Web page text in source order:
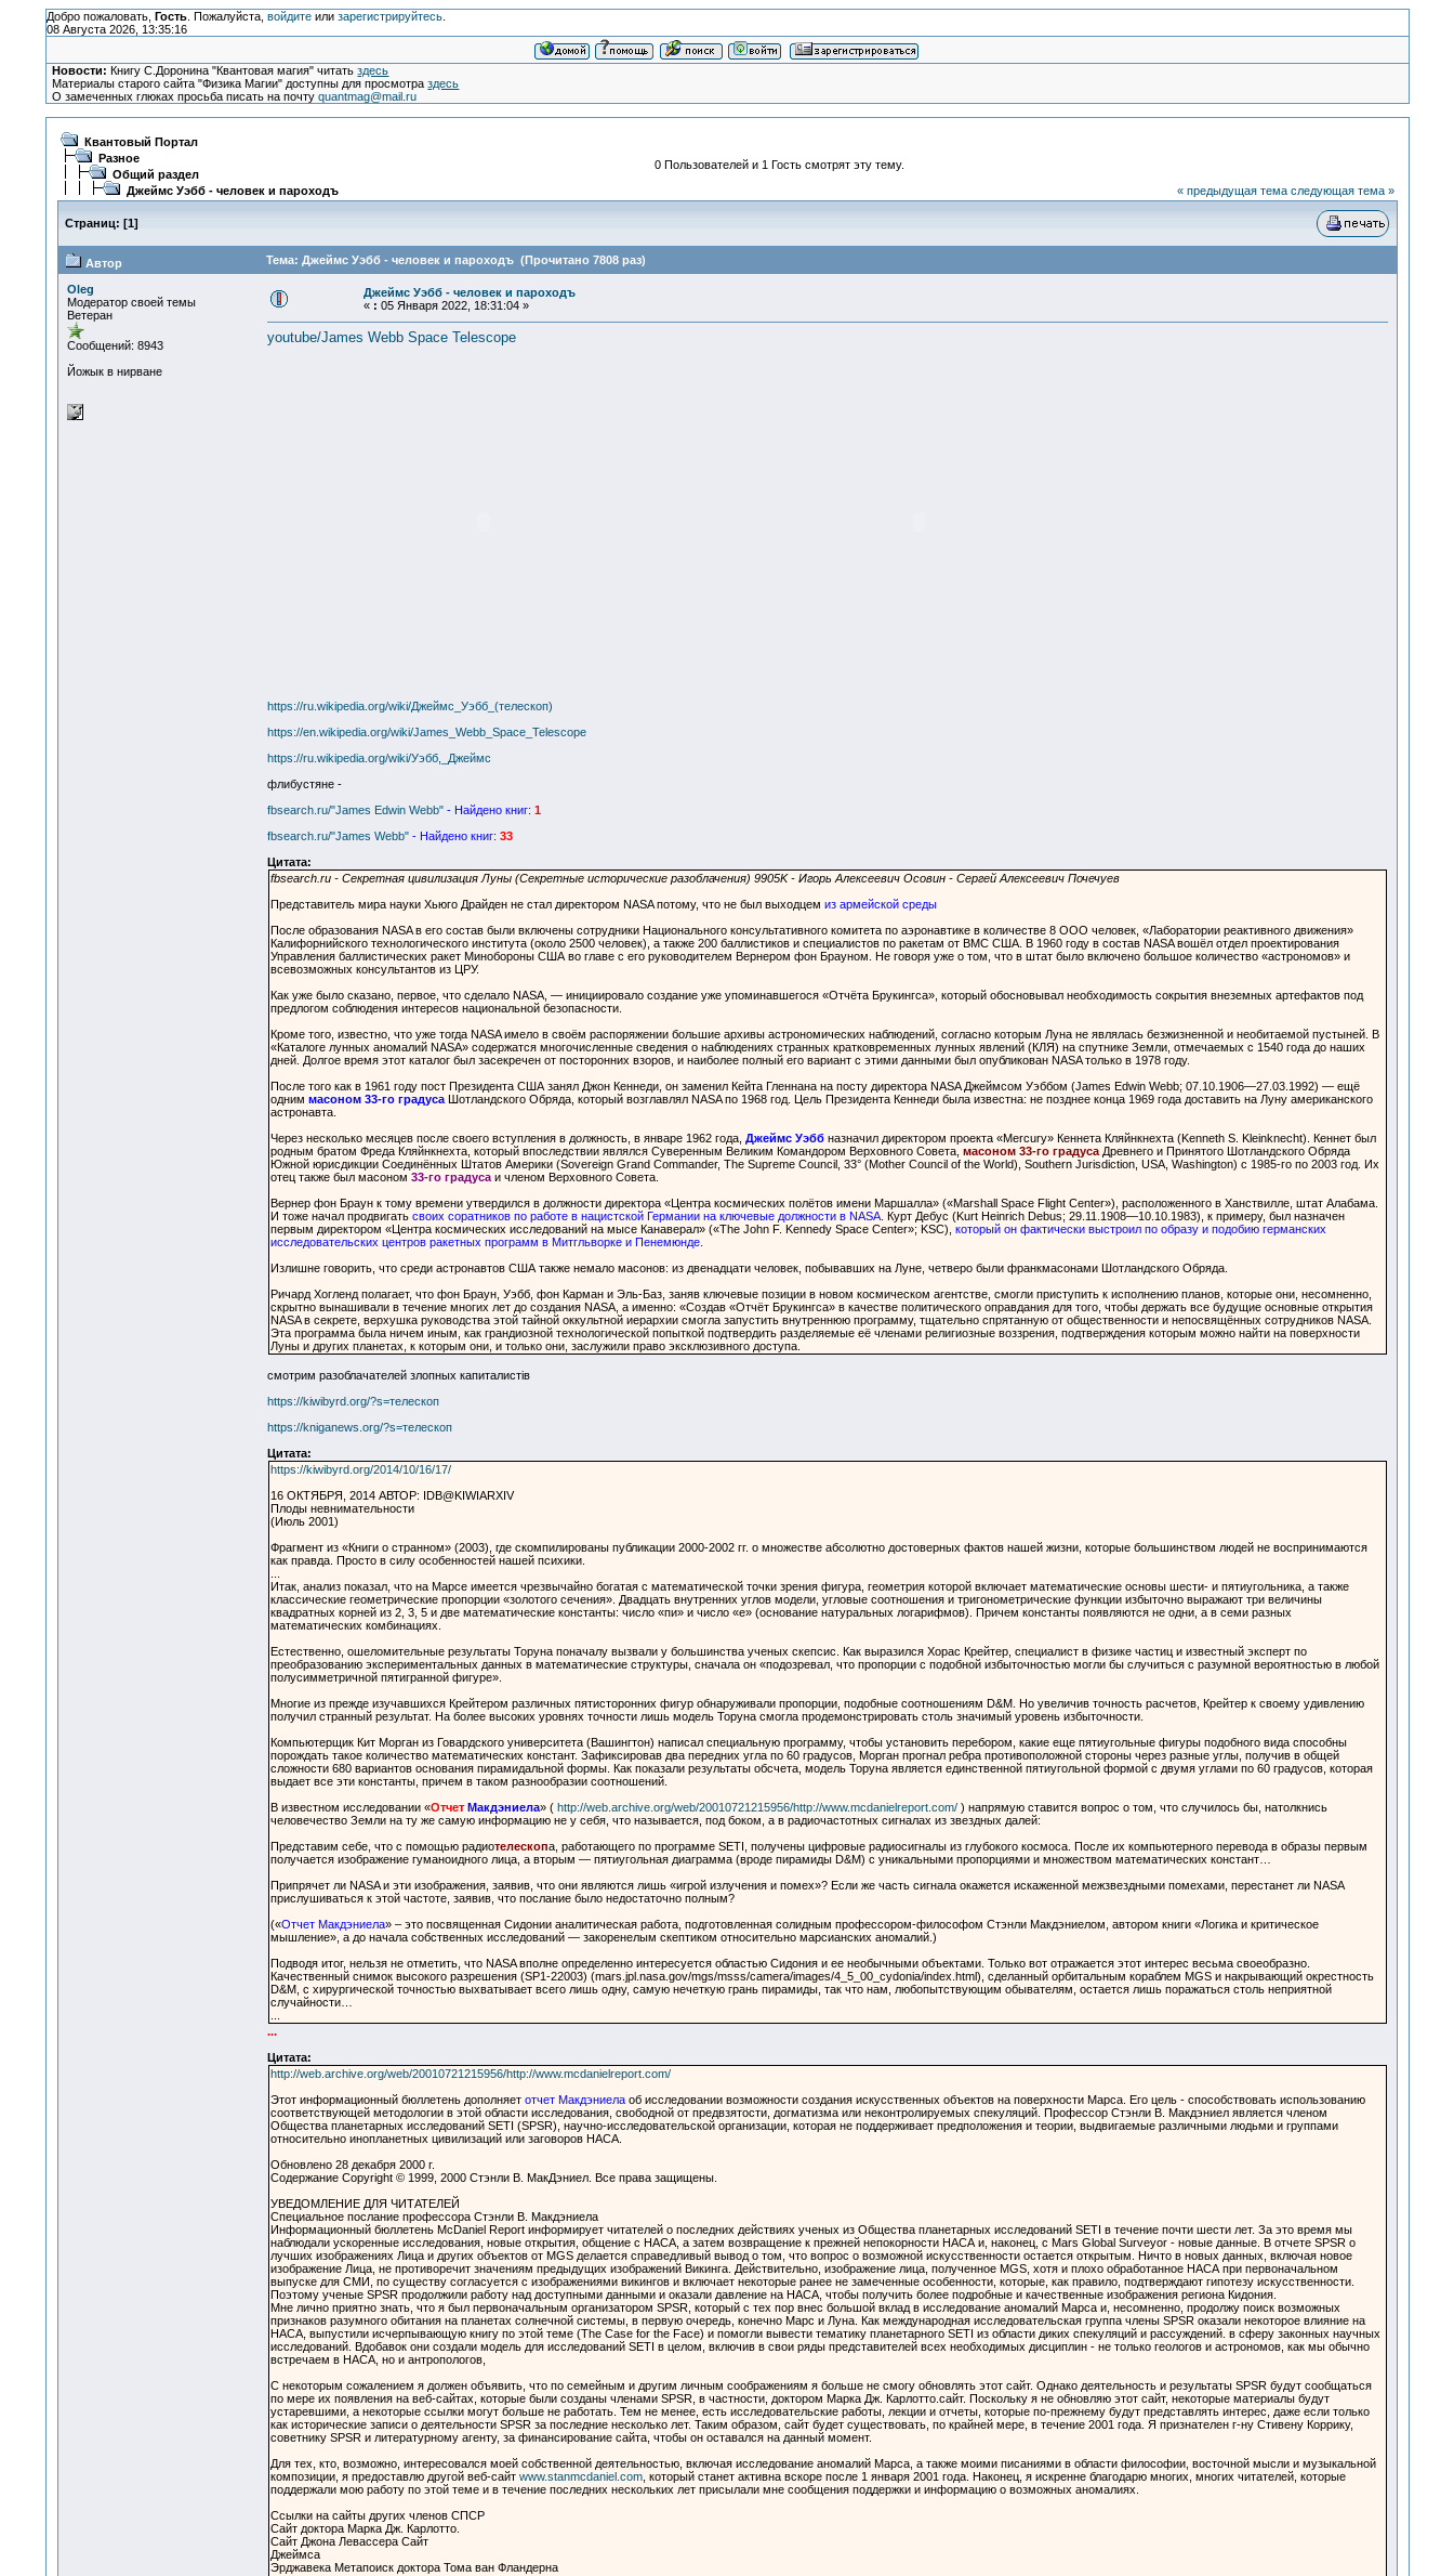
Добро пожаловать, Гость. Пожалуйста, войдитеили зарегистрируйтесь.
08 Августа 2026, 13:35:16
Новости: Книгу С.Доронина "Квантовая магия" читатьздесь
Материалы старого сайта "Физика Магии" доступны для просмотраздесь
О замеченных глюках просьба писать на почтуquantmag@mail.ru
Квантовый Портал
Разное
Общий раздел
Джеймс Уэбб - человек и пароходъ
0 Пользователей и 1 Гость смотрят эту тему.
« предыдущая тема следующая тема »
Страниц: [1]
Автор Тема: Джеймс Уэбб - человек и пароходъ (Прочитано 7808 раз)
Oleg
Модератор своей темы
Ветеран
Сообщений: 8943
Йожык в нирване
Джеймс Уэбб - человек и пароходъ
« : 05 Января 2022, 18:31:04 »
youtube/James Webb Space Telescope
https://ru.wikipedia.org/wiki/Джеймс_Уэбб_(телескоп)
https://en.wikipedia.org/wiki/James_Webb_Space_Telescope
https://ru.wikipedia.org/wiki/Уэбб,_Джеймс
флибустяне -
fbsearch.ru/"James Edwin Webb"- Найдено книг: 1
fbsearch.ru/"James Webb"- Найдено книг: 33
Цитата:
fbsearch.ru - Секретная цивилизация Луны (Секретные исторические разоблачения) 9905K - Игорь Алексеевич Осовин - Сергей Алексеевич Почечуев
Представитель мира науки Хьюго Драйден не стал директором NASA потому, что не был выходцем из армейской среды
После образования NASA в его состав были включены сотрудники Национального консультативного комитета по аэронавтике в количестве 8 ООО человек, «Лаборатории реактивного движения»
Калифорнийского технологического института (около 2500 человек), а также 200 баллистиков и специалистов по ракетам от ВМС США. В 1960 году в состав NASA вошёл отдел проектирования
Управления баллистических ракет Минобороны США во главе с его руководителем Вернером фон Брауном. Не говоря уже о том, что в штат было включено большое количество «астрономов» и
всевозможных консультантов из ЦРУ.
Как уже было сказано, первое, что сделало NASA, — инициировало создание уже упоминавшегося «Отчёта Брукингса», который обосновывал необходимость сокрытия внеземных артефактов под
предлогом соблюдения интересов национальной безопасности.
Кроме того, известно, что уже тогда NASA имело в своём распоряжении большие архивы астрономических наблюдений, согласно которым Луна не являлась безжизненной и необитаемой пустыней. В
«Каталоге лунных аномалий NASA» содержатся многочисленные сведения о наблюдениях странных кратковременных лунных явлений (КЛЯ) на спутнике Земли, отмечаемых с 1540 года до наших
дней. Долгое время этот каталог был засекречен от посторонних взоров, и наиболее полный его вариант с этими данными был опубликован NASA только в 1978 году.
После того как в 1961 году пост Президента США занял Джон Кеннеди, он заменил Кейта Гленнана на посту директора NASA Джеймсом Уэббом (James Edwin Webb; 07.10.1906—27.03.1992) — ещё
одним масоном 33-го градусаШотландского Обряда, который возглавлял NASA по 1968 год. Цель Президента Кеннеди была известна: не позднее конца 1969 года доставить на Луну американского
астронавта.
Через несколько месяцев после своего вступления в должность, в январе 1962 года, Джеймс Уэббназначил директором проекта «Mercury» Кеннета Кляйнкнехта (Kenneth S. Kleinknecht). Кеннет был
родным братом Фреда Кляйнкнехта, который впоследствии являлся Суверенным Великим Командором Верховного Совета, масоном 33-го градусаДревнего и Принятого Шотландского Обряда
Южной юрисдикции Соединённых Штатов Америки (Sovereign Grand Commander, The Supreme Council, 33° (Mother Council of the World), Southern Jurisdiction, USA, Washington) с 1985-го по 2003 год. Их
отец также был масоном 33-го градусаи членом Верховного Совета.
Вернер фон Браун к тому времени утвердился в должности директора «Центра космических полётов имени Маршалла» («Marshall Space Flight Center»), расположенного в Ханствилле, штат Алабама.
И тоже начал продвигать своих соратников по работе в нацистской Германии на ключевые должности в NASA. Курт Дебус (Kurt Heinrich Debus; 29.11.1908—10.10.1983), к примеру, был назначен
первым директором «Центра космических исследований на мысе Канаверал» («The John F. Kennedy Space Center»; KSC), который он фактически выстроил по образу и подобию германских
исследовательских центров ракетных программ в Митгльворке и Пенемюнде.
Излишне говорить, что среди астронавтов США также немало масонов: из двенадцати человек, побывавших на Луне, четверо были франкмасонами Шотландского Обряда.
Ричард Хогленд полагает, что фон Браун, Уэбб, фон Карман и Эль-Баз, заняв ключевые позиции в новом космическом агентстве, смогли приступить к исполнению планов, которые они, несомненно,
скрытно вынашивали в течение многих лет до создания NASA, а именно: «Создав «Отчёт Брукингса» в качестве политического оправдания для того, чтобы держать все будущие основные открытия
NASA в секрете, верхушка руководства этой тайной оккультной иерархии смогла запустить внутреннюю программу, тщательно спрятанную от общественности и непосвящённых сотрудников NASA.
Эта программа была ничем иным, как грандиозной технологической попыткой подтвердить разделяемые её членами религиозные воззрения, подтверждения которым можно найти на поверхности
Луны и других планетах, к которым они, и только они, заслужили право эксклюзивного доступа.
смотрим разоблачателей злопных капиталистiв
https://kiwibyrd.org/?s=телескоп
https://kniganews.org/?s=телескоп
Цитата:
https://kiwibyrd.org/2014/10/16/17/
16 ОКТЯБРЯ, 2014 АВТОР: IDB@KIWIARXIV
Плоды невнимательности
(Июль 2001)
Фрагмент из «Книги о странном» (2003), где скомпилированы публикации 2000-2002 гг. о множестве абсолютно достоверных фактов нашей жизни, которые большинством людей не воспринимаются
как правда. Просто в силу особенностей нашей психики.
Итак, анализ показал, что на Марсе имеется чрезвычайно богатая с математической точки зрения фигура, геометрия которой включает математические основы шести- и пятиугольника, а также
классические геометрические пропорции «золотого сечения». Двадцать внутренних углов модели, угловые соотношения и тригонометрические функции избыточно выражают три величины
квадратных корней из 2, 3, 5 и две математические константы: число «пи» и число «е» (основание натуральных логарифмов). Причем константы появляются не одни, а в семи разных
математических комбинациях.
Естественно, ошеломительные результаты Торуна поначалу вызвали у большинства ученых скепсис. Как выразился Хорас Крейтер, специалист в физике частиц и известный эксперт по
преобразованию экспериментальных данных в математические структуры, сначала он «подозревал, что пропорции с подобной избыточностью могли бы случиться с разумной вероятностью в любой
полусимметричной пятигранной фигуре».
Многие из прежде изучавшихся Крейтером различных пятисторонних фигур обнаруживали пропорции, подобные соотношениям D&M. Но увеличив точность расчетов, Крейтер к своему удивлению
получил странный результат. На более высоких уровнях точности лишь модель Торуна смогла продемонстрировать столь значимый уровень избыточности.
Компьютерщик Кит Морган из Говардского университета (Вашингтон) написал специальную программу, чтобы установить перебором, какие еще пятиугольные фигуры подобного вида способны
порождать такое количество математических констант. Зафиксировав два передних угла по 60 градусов, Морган прогнал ребра противоположной стороны через разные углы, получив в общей
сложности 680 вариантов основания пирамидальной формы. Как показали результаты обсчета, модель Торуна является единственной пятиугольной формой с двумя углами по 60 градусов, которая
выдает все эти константы, причем в таком разнообразии соотношений.
В известном исследовании «ОтчетМакдэниела» ( http://web.archive.org/web/20010721215956/http://www.mcdanielreport.com/) напрямую ставится вопрос о том, что случилось бы, натолкнись
человечество Земли на ту же самую информацию не у себя, что называется, под боком, а в радиочастотных сигналах из звездных далей:
Представим себе, что с помощью радиотелескопа, работающего по программе SETI, получены цифровые радиосигналы из глубокого космоса. После их компьютерного перевода в образы первым
получается изображение гуманоидного лица, а вторым — пятиугольная диаграмма (вроде пирамиды D&M) с уникальными пропорциями и множеством математических констант…
Припрячет ли NASA и эти изображения, заявив, что они являются лишь «игрой излучения и помех»? Если же часть сигнала окажется искаженной межзвездными помехами, перестанет ли NASA
прислушиваться к этой частоте, заявив, что послание было недостаточно полным?
(«Отчет Макдэниела» – это посвященная Сидонии аналитическая работа, подготовленная солидным профессором-философом Стэнли Макдэниелом, автором книги «Логика и критическое
мышление», а до начала собственных исследований — закоренелым скептиком относительно марсианских аномалий.)
Подводя итог, нельзя не отметить, что NASA вполне определенно интересуется областью Сидония и ее необычными объектами. Только вот отражается этот интерес весьма своеобразно.
Качественный снимок высокого разрешения (SP1-22003) (mars.jpl.nasa.gov/mgs/msss/camera/images/4_5_00_cydonia/index.html), сделанный орбитальным кораблем MGS и накрывающий окрестность
D&M, с хирургической точностью выхватывает всего лишь одну, самую нечеткую грань пирамиды, так что нам, любопытствующим обывателям, остается лишь поражаться столь неприятной
случайности…
...
Цитата:
http://web.archive.org/web/20010721215956/http://www.mcdanielreport.com/
Этот информационный бюллетень дополняет отчет Макдэниелаоб исследовании возможности создания искусственных объектов на поверхности Марса. Его цель - способствовать использованию
соответствующей методологии в этой области исследования, свободной от предвзятости, догматизма или неконтролируемых спекуляций. Профессор Стэнли В. Макдэниел является членом
Общества планетарных исследований SETI (SPSR), научно-исследовательской организации, которая не поддерживает предположения и теории, выдвигаемые различными людьми и группами
относительно инопланетных цивилизаций или заговоров НАСА.
Обновлено 28 декабря 2000 г.
Содержание Copyright © 1999, 2000 Стэнли В. МакДэниел. Все права защищены.
УВЕДОМЛЕНИЕ ДЛЯ ЧИТАТЕЛЕЙ
Специальное послание профессора Стэнли В. Макдэниела
Информационный бюллетень McDaniel Report информирует читателей о последних действиях ученых из Общества планетарных исследований SETI в течение почти шести лет. За это время мы
наблюдали ускоренные исследования, новые открытия, общение с НАСА, а затем возвращение к прежней непокорности НАСА и, наконец, с Mars Global Surveyor - новые данные. В отчете SPSR о
лучших изображениях Лица и других объектов от MGS делается справедливый вывод о том, что вопрос о возможной искусственности остается открытым. Ничто в новых данных, включая новое
изображение Лица, не противоречит значениям предыдущих изображений Викинга. Действительно, изображение лица, полученное MGS, хотя и плохо обработанное НАСА при первоначальном
выпуске для СМИ, по существу согласуется с изображениями викингов и включает некоторые ранее не замеченные особенности, которые, как правило, подтверждают гипотезу искусственности.
Поэтому ученые SPSR продолжили работу над доступными данными и оказали давление на НАСА, чтобы получить более подробные и качественные изображения региона Кидония.
Мне лично приятно знать, что я был первоначальным организатором SPSR, который с тех пор внес большой вклад в исследование аномалий Марса и, несомненно, продолжу поиск возможных
признаков разумного обитания на планетах солнечной системы, в первую очередь, конечно Марс и Луна. Как международная исследовательская группа члены SPSR оказали некоторое влияние на
НАСА, выпустили исчерпывающую книгу по этой теме (The Case for the Face) и помогли вывести тематику планетарного SETI из области диких спекуляций и рассуждений. в сферу законных научных
исследований. Вдобавок они создали модель для исследований SETI в целом, включив в свои ряды представителей всех необходимых дисциплин - не только геологов и астрономов, как мы обычно
встречаем в НАСА, но и антропологов,
С некоторым сожалением я должен объявить, что по семейным и другим личным соображениям я больше не смогу обновлять этот сайт. Однако деятельность и результаты SPSR будут сообщаться
по мере их появления на веб-сайтах, которые были созданы членами SPSR, в частности, доктором Марка Дж. Карлотто.сайт. Поскольку я не обновляю этот сайт, некоторые материалы будут
устаревшими, а некоторые ссылки могут больше не работать. Тем не менее, есть исследовательские работы, лекции и отчеты, которые по-прежнему будут представлять интерес, даже если только
как исторические записи о деятельности SPSR за последние несколько лет. Таким образом, сайт будет существовать, по крайней мере, в течение 2001 года. Я признателен г-ну Стивену Коррику,
советнику SPSR и литературному агенту, за финансирование сайта, чтобы он оставался на данный момент.
Для тех, кто, возможно, интересовался моей собственной деятельностью, включая исследование аномалий Марса, а также моими писаниями в области философии, восточной мысли и музыкальной
композиции, я предоставлю другой веб-сайт www.stanmcdaniel.com, который станет активна вскоре после 1 января 2001 года. Наконец, я искренне благодарю многих, многих читателей, которые
поддержали мою работу по этой теме и в течение последних нескольких лет присылали мне сообщения поддержки и информацию о возможных аномалиях.
Ссылки на сайты других членов СПСР
Сайт доктора Марка Дж. Карлотто.
Сайт Джона Левассера Сайт
Джеймса
Эрджавека Метапоиск доктора Тома ван Фландерна